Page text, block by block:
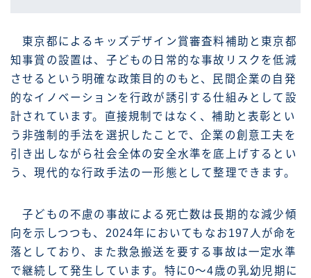
東京都によるキッズデザイン賞審査料補助と東京都
知事賞の設置は、子どもの日常的な事故リスクを低減
させるという明確な政策目的のもと、民間企業の自発
的なイノベーションを行政が誘引する仕組みとして設
計されています。直接規制ではなく、補助と表彰とい
う非強制的手法を選択したことで、企業の創意工夫を
引き出しながら社会全体の安全水準を底上げするとい
う、現代的な行政手法の一形態として整理できます。
子どもの不慮の事故による死亡数は長期的な減少傾
向を示しつつも、2024年においてもなお197人が命を
落としており、また救急搬送を要する事故は一定水準
で継続して発生しています。特に0〜4歳の乳幼児期に